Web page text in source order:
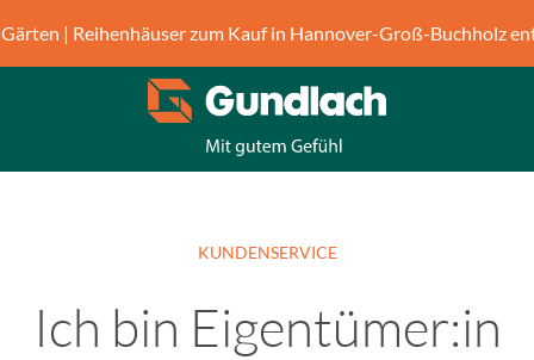
| Reihenhäuser zum Kauf in Hannover-Groß-Buchholz
KUNDENSERVICE
Ich bin Eigentümer:in